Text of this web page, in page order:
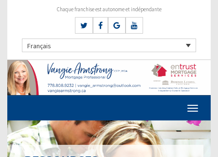
Chaque franchise est autonome et indépendante
Français